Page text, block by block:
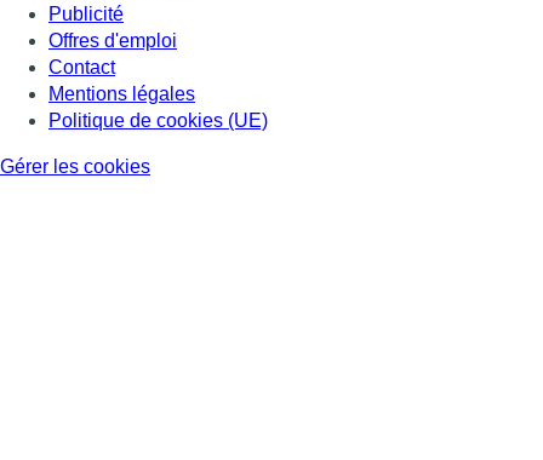
Publicité
Offres d'emploi
Contact
Mentions légales
Politique de cookies (UE)
Gérer les cookies